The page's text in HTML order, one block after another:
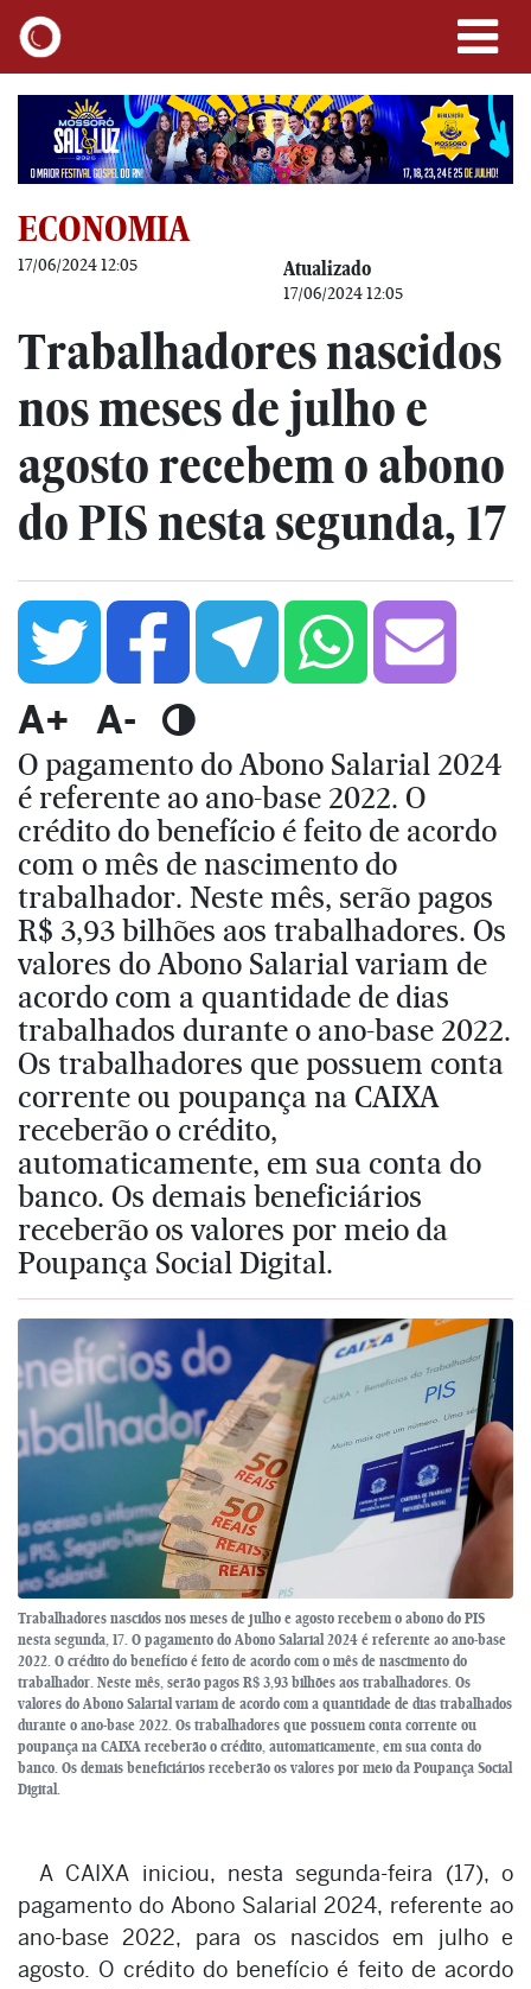
ECONOMIA
17/06/2024 12:05 Atualizado
17/06/2024 12:05
Trabalhadores nascidos
nos meses de julho e
agosto recebem o abono
do PIS nesta segunda, 17
A+ A-
O pagamento do Abono Salarial 2024
é referente ao ano-base 2022. O
crédito do benefício é feito de acordo
com o mês de nascimento do
trabalhador. Neste mês, serão pagos
R$ 3,93 bilhões aos trabalhadores. Os
valores do Abono Salarial variam de
acordo com a quantidade de dias
trabalhados durante o ano-base 2022.
Os trabalhadores que possuem conta
corrente ou poupança na CAIXA
receberão o crédito,
automaticamente, em sua conta do
banco. Os demais beneficiários
receberão os valores por meio da
Poupança Social Digital.
Trabalhadores nascidos nos meses de julho e agosto recebem o abono do PIS
nesta segunda, 17. O pagamento do Abono Salarial 2024 é referente ao ano-base
2022. O crédito do benefício é feito de acordo com o mês de nascimento do
trabalhador. Neste mês, serão pagos R$ 3,93 bilhões aos trabalhadores. Os
valores do Abono Salarial variam de acordo com a quantidade de dias trabalhados
durante o ano-base 2022. Os trabalhadores que possuem conta corrente ou
poupança na CAIXA receberão o crédito, automaticamente, em sua conta do
banco. Os demais beneficiários receberão os valores por meio da Poupança Social
Digital.
A CAIXA iniciou, nesta segunda-feira (17), o
pagamento do Abono Salarial 2024, referente ao
ano-base 2022, para os nascidos em julho e
agosto. O crédito do benefício é feito de acordo